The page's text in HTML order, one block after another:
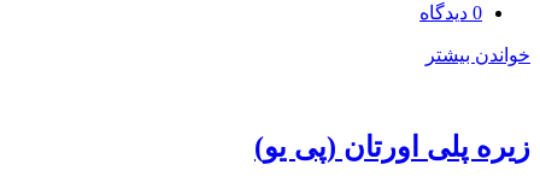
اورتان (پی یو)